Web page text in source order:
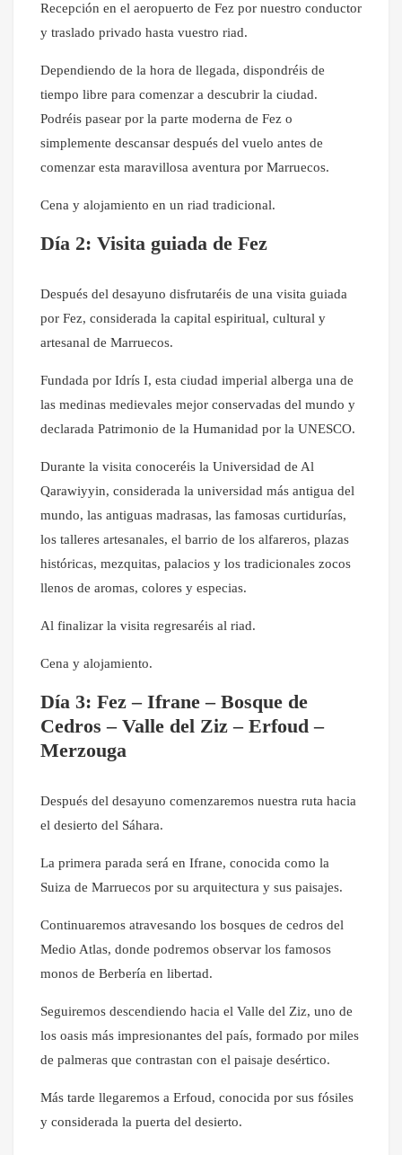
Recepción en el aeropuerto de Fez por nuestro conductor
y traslado privado hasta vuestro riad.
Dependiendo de la hora de llegada, dispondréis de
tiempo libre para comenzar a descubrir la ciudad.
Podréis pasear por la parte moderna de Fez o
simplemente descansar después del vuelo antes de
comenzar esta maravillosa aventura por Marruecos.
Cena y alojamiento en un riad tradicional.
Día 2: Visita guiada de Fez
Después del desayuno disfrutaréis de una visita guiada
por Fez, considerada la capital espiritual, cultural y
artesanal de Marruecos.
Fundada por Idrís I, esta ciudad imperial alberga una de
las medinas medievales mejor conservadas del mundo y
declarada Patrimonio de la Humanidad por la UNESCO.
Durante la visita conoceréis la Universidad de Al
Qarawiyyin, considerada la universidad más antigua del
mundo, las antiguas madrasas, las famosas curtidurías,
los talleres artesanales, el barrio de los alfareros, plazas
históricas, mezquitas, palacios y los tradicionales zocos
llenos de aromas, colores y especias.
Al finalizar la visita regresaréis al riad.
Cena y alojamiento.
Día 3: Fez – Ifrane – Bosque de
Cedros – Valle del Ziz – Erfoud –
Merzouga
Después del desayuno comenzaremos nuestra ruta hacia
el desierto del Sáhara.
La primera parada será en Ifrane, conocida como la
Suiza de Marruecos por su arquitectura y sus paisajes.
Continuaremos atravesando los bosques de cedros del
Medio Atlas, donde podremos observar los famosos
monos de Berbería en libertad.
Seguiremos descendiendo hacia el Valle del Ziz, uno de
los oasis más impresionantes del país, formado por miles
de palmeras que contrastan con el paisaje desértico.
Más tarde llegaremos a Erfoud, conocida por sus fósiles
y considerada la puerta del desierto.